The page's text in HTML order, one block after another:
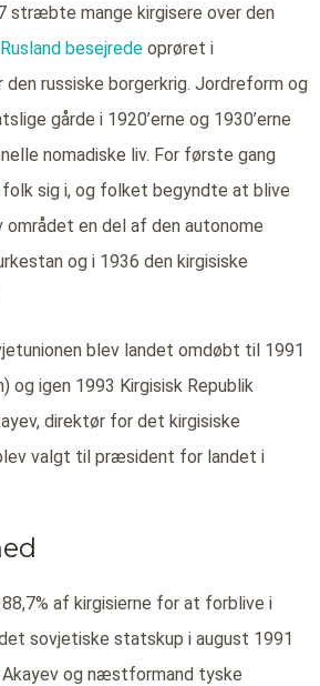
stræbte mange kirgisere over den
besejrede oprøret i
den russiske borgerkrig. Jordreform og
gårde i 1920’erne og 1930’erne
nomadiske liv. For første gang
sig i, og folket begyndte at blive
området en del af den autonome
og i 1936 den kirgisiske
blev landet omdøbt til 1991
og igen 1993 Kirgisisk Republik
direktør for det kirgisiske
valgt til præsident for landet i
af kirgisierne for at forblive i
sovjetiske statskup i august 1991
og næstformand tyske